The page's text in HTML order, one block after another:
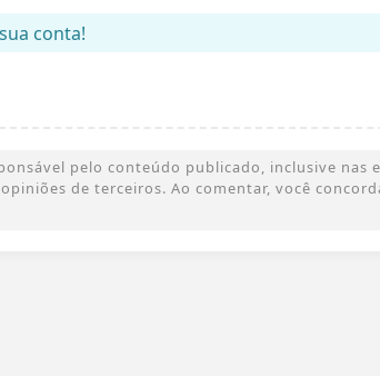
conta!
pelo conteúdo publicado, inclusive nas
de terceiros. Ao comentar, você